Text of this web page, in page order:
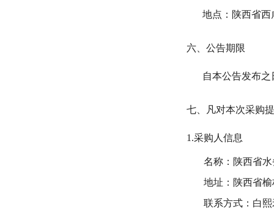
地点：陕西省
六、公告期限
自本公告发布之
七 、凡对本次采购
1.采购人信息
名称：陕西省
地址：陕西省
联系方式： 白